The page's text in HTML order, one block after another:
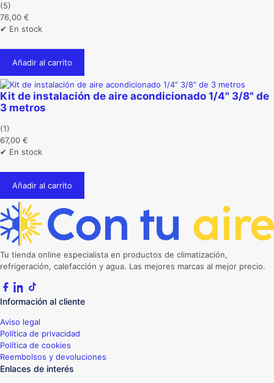
(5)
76,00 €
✔ En stock
Añadir al carrito
Kit de instalación de aire acondicionado 1/4" 3/8" de
3 metros
(1)
67,00 €
✔ En stock
Añadir al carrito
Tu tienda online especialista en productos de climatización,
refrigeración, calefacción y agua. Las mejores marcas al mejor precio.
Información al cliente
Aviso legal
Política de privacidad
Política de cookies
Reembolsos y devoluciones
Enlaces de interés